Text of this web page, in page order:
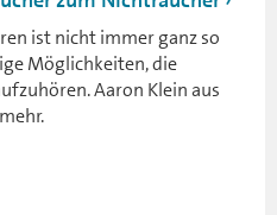
ist nicht immer ganz so
Möglichkeiten, die
Aaron Klein aus